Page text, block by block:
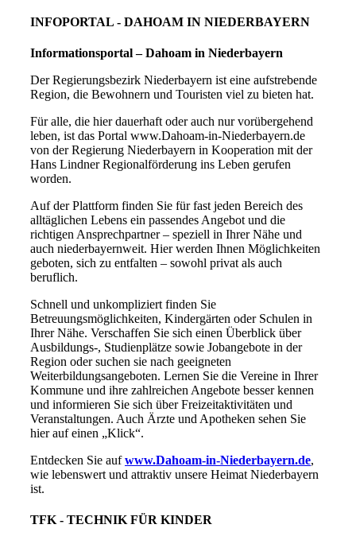
INFOPORTAL - DAHOAM IN NIEDERBAYERN
Informationsportal – Dahoam in Niederbayern
Der Regierungsbezirk Niederbayern ist eine aufstrebende
Region, die Bewohnern und Touristen viel zu bieten hat.
Für alle, die hier dauerhaft oder auch nur vorübergehend
leben, ist das Portal www.Dahoam-in-Niederbayern.de
von der Regierung Niederbayern in Kooperation mit der
Hans Lindner Regionalförderung ins Leben gerufen
worden.
Auf der Plattform finden Sie für fast jeden Bereich des
alltäglichen Lebens ein passendes Angebot und die
richtigen Ansprechpartner – speziell in Ihrer Nähe und
auch niederbayernweit. Hier werden Ihnen Möglichkeiten
geboten, sich zu entfalten – sowohl privat als auch
beruflich.
Schnell und unkompliziert finden Sie
Betreuungsmöglichkeiten, Kindergärten oder Schulen in
Ihrer Nähe. Verschaffen Sie sich einen Überblick über
Ausbildungs-, Studienplätze sowie Jobangebote in der
Region oder suchen sie nach geeigneten
Weiterbildungsangeboten. Lernen Sie die Vereine in Ihrer
Kommune und ihre zahlreichen Angebote besser kennen
und informieren Sie sich über Freizeitaktivitäten und
Veranstaltungen. Auch Ärzte und Apotheken sehen Sie
hier auf einen „Klick“.
Entdecken Sie aufwww.Dahoam-in-Niederbayern.de,
wie lebenswert und attraktiv unsere Heimat Niederbayern
ist.
TFK - TECHNIK FÜR KINDER